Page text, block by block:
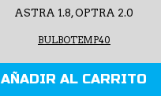
ASTRA 1.8, OPTRA 2.0
BULBOTEMP40
AÑADIR AL CARRITO